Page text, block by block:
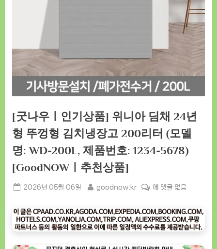
[굿나우ㅣ인기상품] 위니아 딤채 24년
형 뚜껑형 김치냉장고 200리터 (모델
명: WD-200L, 제품번호: 1234-5678)
[GoodNOWㅣ추천상품]
Posted
2026년 05월 06일 By
goodnow.kr
[굿
우
ㅣ
인
기
에 댓글 없음